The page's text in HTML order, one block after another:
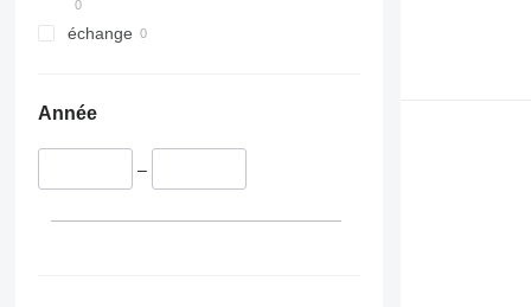
échange
Année
–